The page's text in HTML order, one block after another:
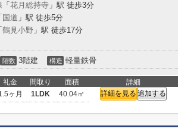
「 花月総持寺 」駅 徒歩3分
国道 」駅 徒歩5分
鶴見小野 」駅 徒歩17分
階数 3階建 構造 軽量鉄骨
礼金 間取り 面積 詳細
ヶ月 1LDK 40.04㎡ 詳細を見る 追加する